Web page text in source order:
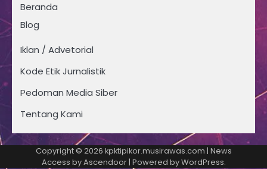
Beranda
Blog
Iklan / Advetorial
Kode Etik Jurnalistik
Pedoman Media Siber
Tentang Kami
Copyright © 2026 kpktipikor.musirawas.com | News
Access byAscendoor| Powered byWordPress.